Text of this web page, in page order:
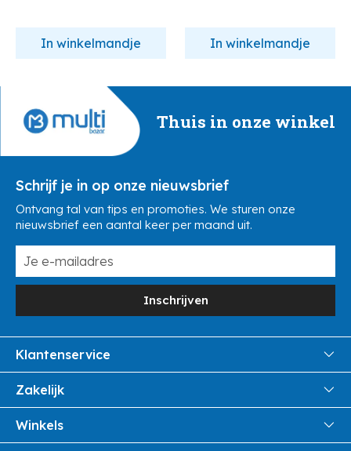
In winkelmandje In winkelmandje
Thuis in onze winkel
Schrijf je in op onze nieuwsbrief
Ontvang tal van tips en promoties. We sturen onze
nieuwsbrief een aantal keer per maand uit.
Inschrijven
Klantenservice
FAQ
Veiligheid en Privacy
Zakelijk
Samenwoonactie
B2B
Winkels